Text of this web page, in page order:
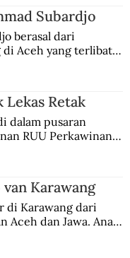
Subardjo
berasal dari
Aceh yang terlibat
Lekas Retak
dalam pusaran
RUU Perkawinan.
Karawang
di Karawang dari
Aceh dan Jawa. Anak